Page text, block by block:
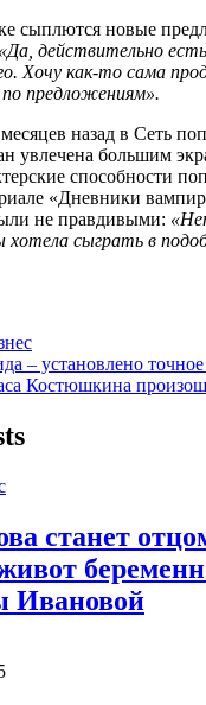
сыплются новые
«Да, действительно
Хочу как-то сама
предложениям».
назад в Сеть
увлечена большим
способности
«Дневники
не правдивыми:
хотела сыграть в
– установлено
Костюшкина
станет
Ивановой